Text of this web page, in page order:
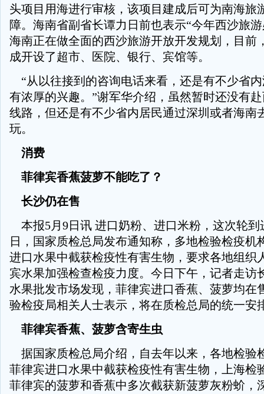
头项目用海进行审核，该项目建成后可为南海旅
障。海南省副省长谭力日前也表示“今年西沙旅
海南正在做全面的西沙旅游开放开发规划，目前
成开设了超市、医院、银行、宾馆等。
“从以往接到的咨询电话来看，还是有不少省
有浓厚的兴趣。”谢军华介绍，虽然暂时还没有
线路，但还是有不少省内居民通过深圳或者海南
玩。
消费
菲律宾香蕉菠萝不能吃了？
长沙仍在售
本报5月9日讯 进口奶粉、进口米粉，这次轮到
日，国家质检总局发布通知称，多地检验检疫机
进口水果中截获检疫性有害生物，要求各地组织
宾水果加强检查检疫力度。今日下午，记者走访
水果批发市场发现，菲律宾进口香蕉、菠萝均在
验检疫局相关人士表示，将在质检总局的统一安
菲律宾香蕉、菠萝含寄生虫
据国家质检总局介绍，自去年以来，各地检验
菲律宾进口水果中截获检疫性有害生物，上海检
菲律宾的菠萝和香蕉中多次截获新菠萝灰粉蚧，